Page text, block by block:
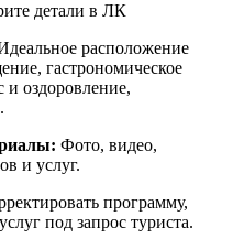
детали в ЛК
расположение
гастрономическое
и оздоровление,
Фото, видео,
и услуг.
программу,
под запрос туриста.